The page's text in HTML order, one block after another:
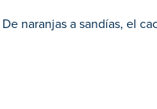
naranjas a sandías, el